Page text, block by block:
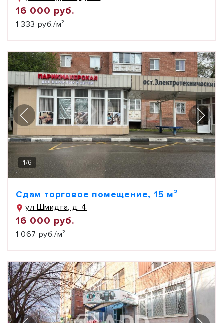
16 000 руб.
1 333 руб./м²
1/6
Сдам торговое помещение, 15 м²
ул Шмидта, д. 4
16 000 руб.
1 067 руб./м²